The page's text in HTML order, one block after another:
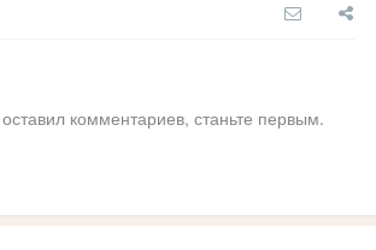
комментариев, станьте первым.